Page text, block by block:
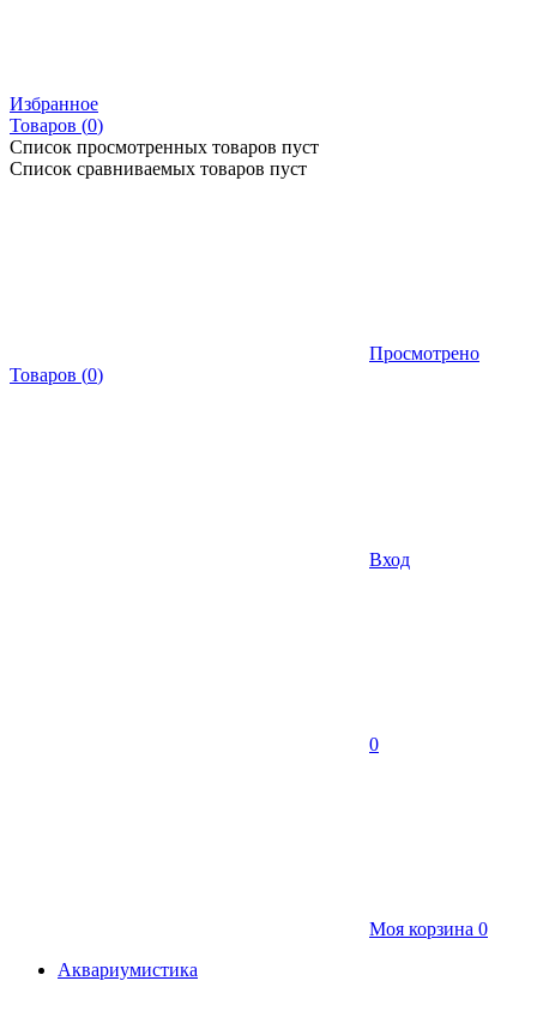
Избранное
Товаров (0)
Список просмотренных товаров пуст
Список сравниваемых товаров пуст
Просмотрено
Товаров (0)
Вход
0
Моя корзина 0
Аквариумистика